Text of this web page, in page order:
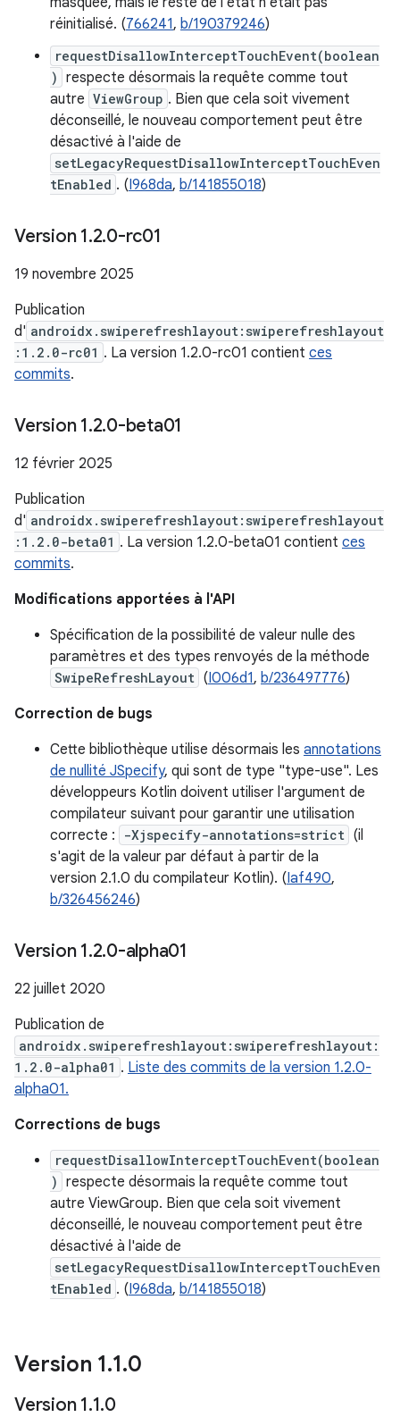
réinitialisé. (766241, b/190379246)
requestDisallowInterceptTouchEvent(boolean
) respecte désormais la requête comme tout
autre ViewGroup . Bien que cela soit vivement
déconseillé, le nouveau comportement peut être
désactivé à l'aide de
setLegacyRequestDisallowInterceptTouchEven
tEnabled . (I968da, b/141855018)
Version 1.2.0-rc01
19 novembre 2025
Publication
d' androidx.swiperefreshlayout:swiperefreshlayout
:1.2.0-rc01 . La version 1.2.0-rc01 contient ces
commits.
Version 1.2.0-beta01
12 février 2025
Publication
d' androidx.swiperefreshlayout:swiperefreshlayout
:1.2.0-beta01 . La version 1.2.0-beta01 contient ces
commits.
Modifications apportées à l'API
Spécification de la possibilité de valeur nulle des
paramètres et des types renvoyés de la méthode
SwipeRefreshLayout (I006d1, b/236497776)
Correction de bugs
Cette bibliothèque utilise désormais les annotations
de nullité JSpecify, qui sont de type "type-use". Les
développeurs Kotlin doivent utiliser l'argument de
compilateur suivant pour garantir une utilisation
correcte :
-Xjspecify-annotations=strict (il
s'agit de la valeur par défaut à partir de la
version 2.1.0 du compilateur Kotlin). (Iaf490,
b/326456246)
Version 1.2.0-alpha01
22 juillet 2020
Publication de
androidx.swiperefreshlayout:swiperefreshlayout:
1.2.0-alpha01 . Liste des commits de la version 1.2.0-
alpha01.
Corrections de bugs
requestDisallowInterceptTouchEvent(boolean
) respecte désormais la requête comme tout
autre ViewGroup. Bien que cela soit vivement
déconseillé, le nouveau comportement peut être
désactivé à l'aide de
setLegacyRequestDisallowInterceptTouchEven
tEnabled . (I968da, b/141855018)
Version 1.1.0
Version 1.1.0